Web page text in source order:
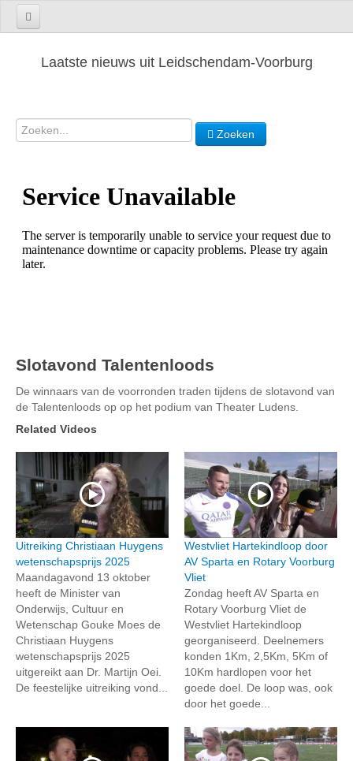
Laatste nieuws uit Leidschendam-Voorburg
Zoeken
Slotavond Talentenloods
De winnaars van de voorronden traden tijdens de slotavond van
de Talentenloods op op het podium van Theater Ludens.
Related Videos
Uitreiking Christiaan Huygens
wetenschapsprijs 2025
Maandagavond 13 oktober
heeft de Minister van
Onderwijs, Cultuur en
Wetenschap Gouke Moes de
Christiaan Huygens
wetenschapsprijs 2025
uitgereikt aan Dr. Martijn Oei.
De feestelijke uitreiking vond...
Westvliet Hartekindloop door
AV Sparta en Rotary Voorburg
Vliet
Zondag heeft AV Sparta en
Rotary Voorburg Vliet de
Westvliet Hartekindloop
georganiseerd. Deelnemers
konden 1Km, 2,5Km, 5Km of
10Km hardlopen voor het
goede doel. De loop was, ook
door het goede...